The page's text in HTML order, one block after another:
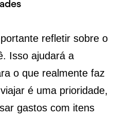
refletir sobre o
Isso ajudará a
o que realmente faz
viajar é uma prioridade,
gastos com itens